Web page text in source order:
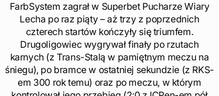
FarbSystem zagrał w Superbet Pucharze Wiary
Lecha po raz piąty – aż trzy z poprzednich
czterech startów kończyły się triumfem.
Drugoligowiec wygrywał finały po rzutach
karnych (z Trans-Stalą w pamiętnym meczu na
śniegu), po bramce w ostatniej sekundzie (z RKS-
em 300 rok temu) oraz po meczu, w którym